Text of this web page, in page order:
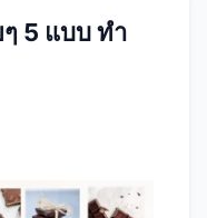
นอาจสงสัยว่า ผง
กโก้ (Cocoa
5 แบบ ทำ